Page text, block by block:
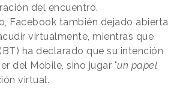
del encuentro.
Facebook también dejado abierta
virtualmente, mientras que
ha declarado que su intención
del Mobile, sino jugar "un papel
virtual.